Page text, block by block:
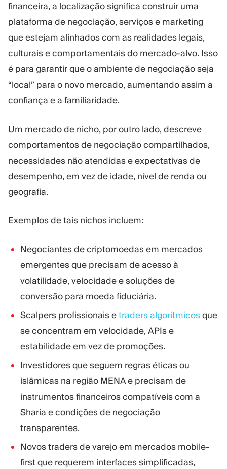
financeira, a localização significa construir uma
plataforma de negociação, serviços e marketing
que estejam alinhados com as realidades legais,
culturais e comportamentais do mercado-alvo. Isso
é para garantir que o ambiente de negociação seja
“local” para o novo mercado, aumentando assim a
confiança e a familiaridade.
Um mercado de nicho, por outro lado, descreve
comportamentos de negociação compartilhados,
necessidades não atendidas e expectativas de
desempenho, em vez de idade, nível de renda ou
geografia.
Exemplos de tais nichos incluem:
Negociantes de criptomoedas em mercados
emergentes que precisam de acesso à
volatilidade, velocidade e soluções de
conversão para moeda fiduciária.
Scalpers profissionais etraders algorítmicosque
se concentram em velocidade, APIs e
estabilidade em vez de promoções.
Investidores que seguem regras éticas ou
islâmicas na região MENA e precisam de
instrumentos financeiros compatíveis com a
Sharia e condições de negociação
transparentes.
Novos traders de varejo em mercados mobile-
first que requerem interfaces simplificadas,